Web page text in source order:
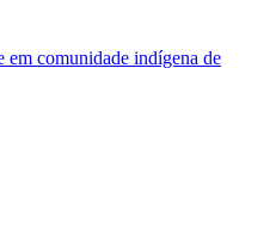
em comunidade indígena de